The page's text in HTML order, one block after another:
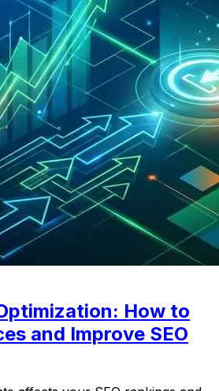
How to
and Improve SEO